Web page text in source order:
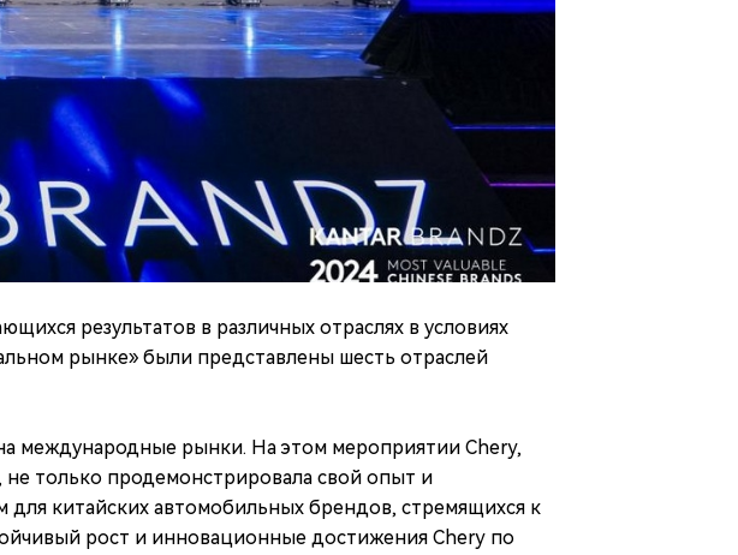
результатов в различных отраслях в условиях
рынке» были представлены шесть отраслей
международные рынки. На этом мероприятии Chery,
только продемонстрировала свой опыт и
китайских автомобильных брендов, стремящихся к
рост и инновационные достижения Chery по